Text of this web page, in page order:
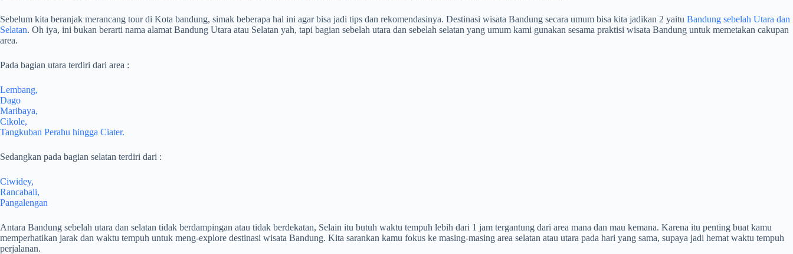
Sebelum kita beranjak merancang tour di Kota bandung, simak beberapa hal ini agar bisa jadi tips dan rekomendasinya. Destinasi wisata Bandung secara umum bisa kita jadikan 2 yaitu Bandung sebelah Utara dan
Selatan. Oh iya, ini bukan berarti nama alamat Bandung Utara atau Selatan yah, tapi bagian sebelah utara dan sebelah selatan yang umum kami gunakan sesama praktisi wisata Bandung untuk memetakan cakupan
area.
Pada bagian utara terdiri dari area :
Lembang,
Dago
Maribaya,
Cikole,
Tangkuban Perahu hingga Ciater.
Sedangkan pada bagian selatan terdiri dari :
Ciwidey,
Rancabali,
Pangalengan
Antara Bandung sebelah utara dan selatan tidak berdampingan atau tidak berdekatan, Selain itu butuh waktu tempuh lebih dari 1 jam tergantung dari area mana dan mau kemana. Karena itu penting buat kamu
memperhatikan jarak dan waktu tempuh untuk meng-explore destinasi wisata Bandung. Kita sarankan kamu fokus ke masing-masing area selatan atau utara pada hari yang sama, supaya jadi hemat waktu tempuh
perjalanan.